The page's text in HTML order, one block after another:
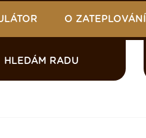
O ZATEPLOVÁNÍ
HLEDÁM RADU